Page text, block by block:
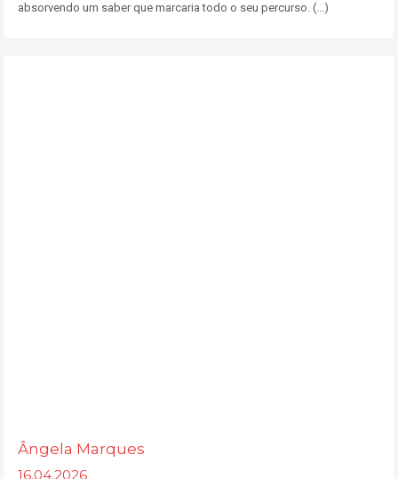
absorvendo um saber que marcaria todo o seu percurso. (...)
Ângela Marques
16.04.2026